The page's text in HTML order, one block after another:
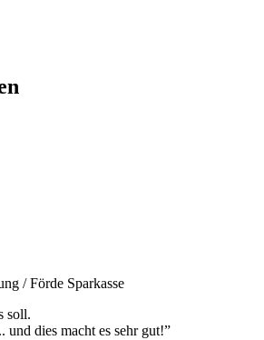
/ Förde Sparkasse
soll.
und dies macht es sehr gut!”